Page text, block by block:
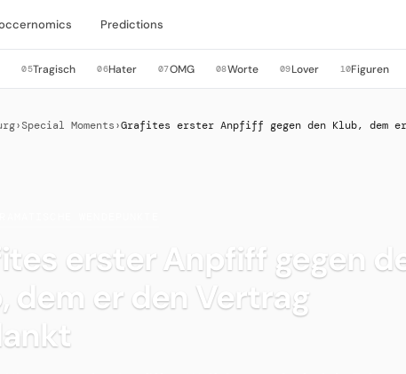
Predictions
05Tragisch 06Hater 07OMG 08Worte 09Lover 10Figuren
› Special Moments ›Grafites erster Anpfiff gegen den Klub, dem
erster Anpfiff gegen
dem er den Vertrag